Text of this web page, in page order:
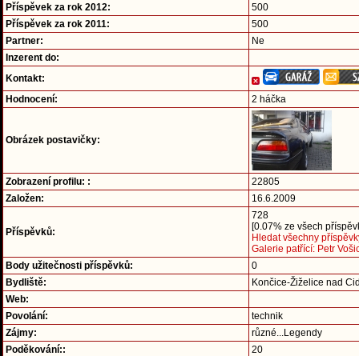
Příspěvek za rok 2012:
500
Příspěvek za rok 2011:
500
Partner:
Ne
Inzerent do:
Kontakt:
Hodnocení:
2 háčka
Obrázek postavičky:
Zobrazení profilu: :
22805
Založen:
16.6.2009
Příspěvků:
728
[0.07% ze všech
Hledat všechny
Galerie patřící: Petr
Body užitečnosti příspěvků:
0
Bydliště:
Končice-Žiželice nad
Web:
Povolání:
technik
Zájmy:
různé...Legendy
Poděkování::
20